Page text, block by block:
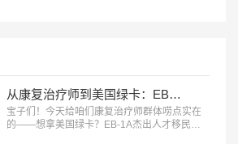
从康复治疗师到美国绿卡：EB-1A申请的硬核条件与避坑指南
宝子们！今天给咱们康复治疗师群体唠点实在
的——想拿美国绿卡？EB-1A杰出人才移民真